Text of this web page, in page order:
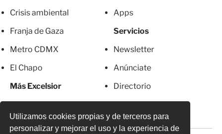
Utilizamos cookies propias y de terceros para
personalizar y mejorar el uso y la experiencia de
Crisis ambiental
Franja de Gaza
Metro CDMX
El Chapo
Más Excelsior
Apps
Servicios
Newsletter
Anúnciate
Directorio